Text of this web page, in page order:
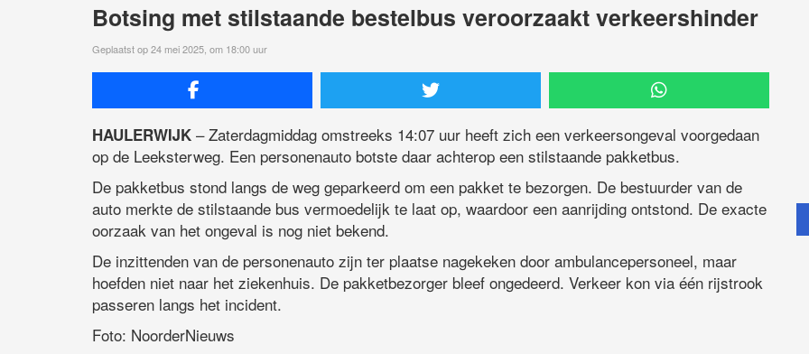
Botsing met stilstaande bestelbus veroorzaakt verkeershinder
Geplaatst op 24 mei 2025, om 18:00 uur
HAULERWIJK – Zaterdagmiddag omstreeks 14:07 uur heeft zich een verkeersongeval voorgedaan
op de Leeksterweg. Een personenauto botste daar achterop een stilstaande pakketbus.
De pakketbus stond langs de weg geparkeerd om een pakket te bezorgen. De bestuurder van de
auto merkte de stilstaande bus vermoedelijk te laat op, waardoor een aanrijding ontstond. De exacte
oorzaak van het ongeval is nog niet bekend.
De inzittenden van de personenauto zijn ter plaatse nagekeken door ambulancepersoneel, maar
hoefden niet naar het ziekenhuis. De pakketbezorger bleef ongedeerd. Verkeer kon via één rijstrook
passeren langs het incident.
Foto: NoorderNieuws